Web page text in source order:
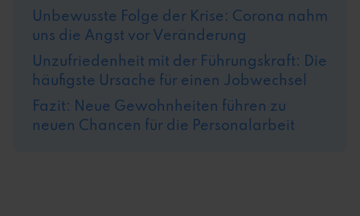
Unbewusste Folge der Krise: Corona nahm
uns die Angst vor Veränderung
Unzufriedenheit mit der Führungskraft: Die
häufigste Ursache für einen Jobwechsel
Fazit: Neue Gewohnheiten führen zu
neuen Chancen für die Personalarbeit